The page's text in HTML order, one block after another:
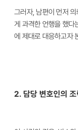
그러자, 남편이 먼저 의
게 과격한 언행을 했다
에 제대로 대응하고자
​2. 담당 변호인의 조